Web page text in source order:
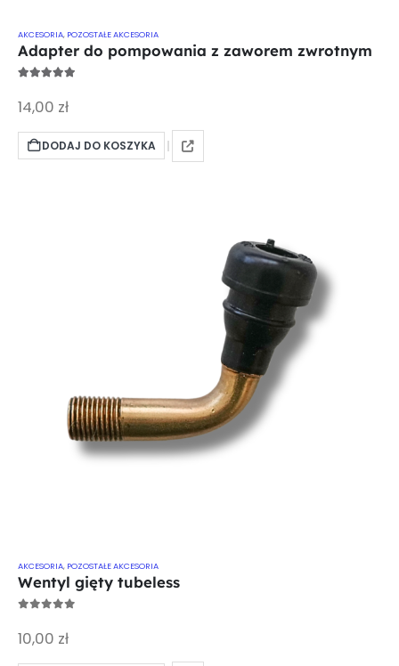
AKCESORIA, POZOSTAŁE AKCESORIA
Adapter do pompowania z zaworem zwrotnym
14,00 zł
DODAJ DO KOSZYKA
AKCESORIA, POZOSTAŁE AKCESORIA
Wentyl gięty tubeless
10,00 zł